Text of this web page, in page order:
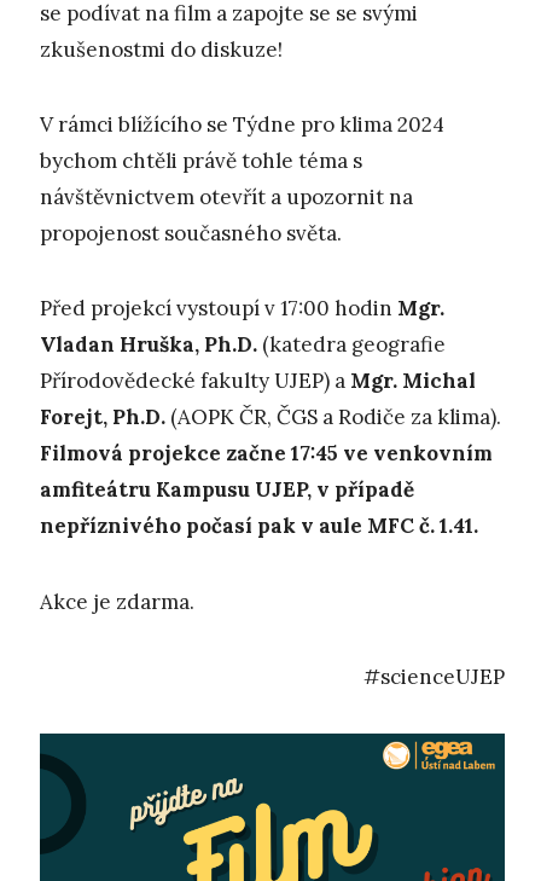
se podívat na film a zapojte se se svými
zkušenostmi do diskuze!
V rámci blížícího se Týdne pro klima 2024
bychom chtěli právě tohle téma s
návštěvnictvem otevřít a upozornit na
propojenost současného světa.
Před projekcí vystoupí v 17:00 hodin Mgr.
Vladan Hruška, Ph.D. (katedra geografie
Přírodovědecké fakulty UJEP) a Mgr. Michal
Forejt, Ph.D. (AOPK ČR, ČGS a Rodiče za klima).
Filmová projekce začne 17:45 ve venkovním
amfiteátru Kampusu UJEP, v případě
nepříznivého počasí pak v aule MFC č. 1.41.
Akce je zdarma.
#scienceUJEP